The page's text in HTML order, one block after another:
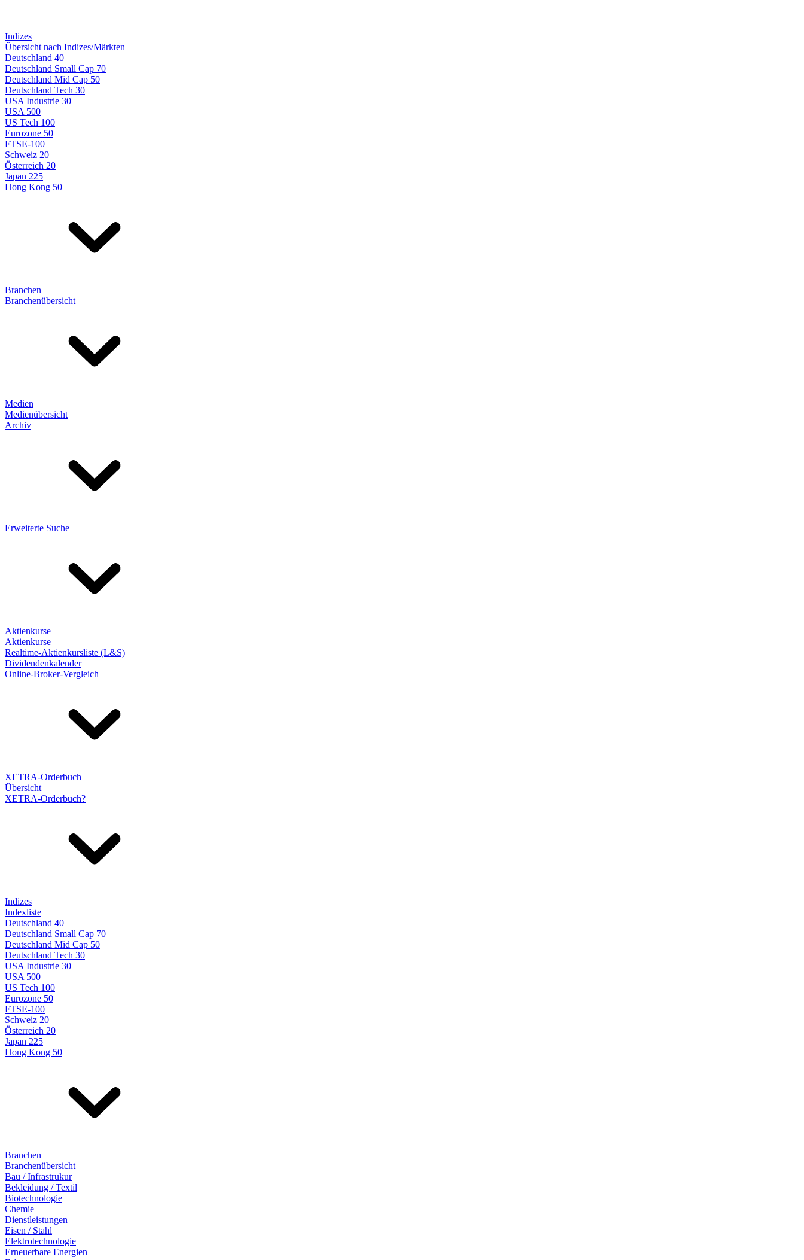
Indizes
Übersicht nach Indizes/Märkten
Deutschland 40
Deutschland Small Cap 70
Deutschland Mid Cap 50
Deutschland Tech 30
USA Industrie 30
USA 500
US Tech 100
Eurozone 50
FTSE-100
Schweiz 20
Österreich 20
Japan 225
Hong Kong 50
Branchen
Branchenübersicht
Medien
Medienübersicht
Archiv
Erweiterte Suche
Aktienkurse
Aktienkurse
Realtime-Aktienkursliste (L&S)
Dividendenkalender
Online-Broker-Vergleich
XETRA-Orderbuch
Übersicht
XETRA-Orderbuch?
Indizes
Indexliste
Deutschland 40
Deutschland Small Cap 70
Deutschland Mid Cap 50
Deutschland Tech 30
USA Industrie 30
USA 500
US Tech 100
Eurozone 50
FTSE-100
Schweiz 20
Österreich 20
Japan 225
Hong Kong 50
Branchen
Branchenübersicht
Bau / Infrastrukur
Bekleidung / Textil
Biotechnologie
Chemie
Dienstleistungen
Eisen / Stahl
Elektrotechnologie
Erneuerbare Energien